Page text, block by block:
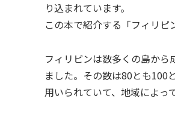
り込まれています。
この本で紹介する「フィリピ
フィリピンは数多くの島か
ました。その数は80とも100
用いられていて、地域によっ